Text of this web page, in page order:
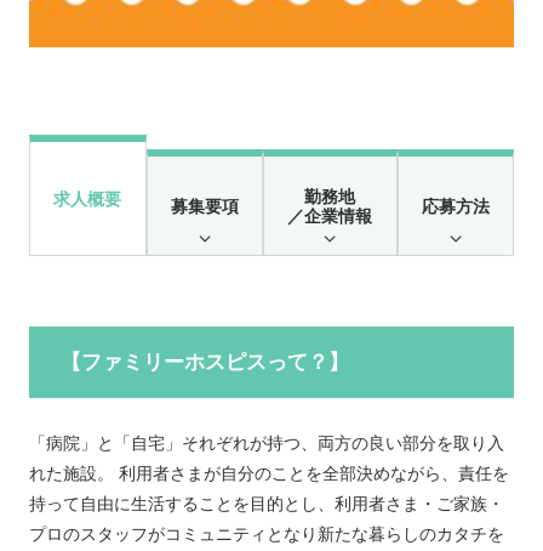
求人概要 募集要項
勤務地
／企業情報
応募方法
【ファミリーホスピスって？】
「病院」と「自宅」それぞれが持つ、両方の良い部分を取り入
れた施設。 利用者さまが自分のことを全部決めながら、責任を
持って自由に生活することを目的とし、利用者さま・ご家族・
プロのスタッフがコミュニティとなり新たな暮らしのカタチを